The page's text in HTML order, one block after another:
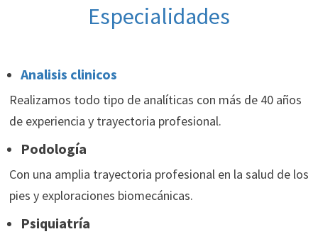
Especialidades
Analisis clinicos
Realizamos todo tipo de analíticas con más de 40 años
de experiencia y trayectoria profesional.
Podología
Con una amplia trayectoria profesional en la salud de los
pies y exploraciones biomecánicas.
Psiquiatría